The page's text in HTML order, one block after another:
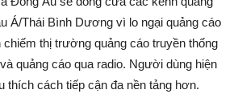
Á/Thái Bình Dương vì lo ngại quảng cáo
chiếm thị trường quảng cáo truyền thống
quảng cáo qua radio. Người dùng hiện
thích cách tiếp cận đa nền tảng hơn.